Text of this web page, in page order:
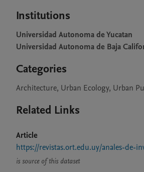
Institutions
Universidad Autonoma de Yucatan
Universidad Autonoma de Baja
Categories
Architecture, Urban Ecology, Urban
Related Links
Article
https://revistas.ort.edu.uy/anales-de-
is source of this dataset